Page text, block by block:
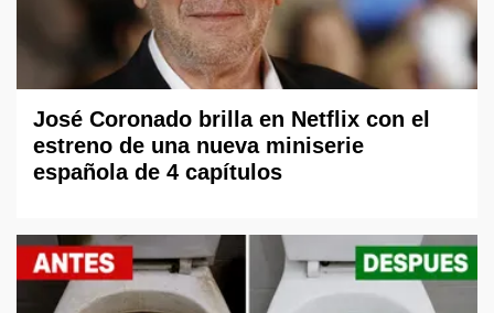
José Coronado brilla en Netflix con el
estreno de una nueva miniserie
española de 4 capítulos